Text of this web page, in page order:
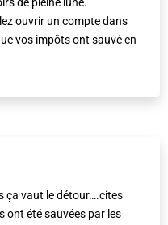
de pleine lune.
ouvrir un compte dans
vos impôts ont sauvé en
ça vaut le détour….cites
ont été sauvées par les